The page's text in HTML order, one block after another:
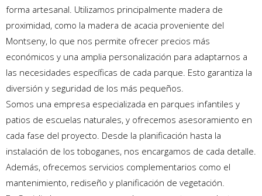
forma artesanal. Utilizamos principalmente madera de
proximidad, como la madera de acacia proveniente del
Montseny, lo que nos permite ofrecer precios más
económicos y una amplia personalización para adaptarnos a
las necesidades específicas de cada parque. Esto garantiza la
diversión y seguridad de los más pequeños.
Somos una empresa especializada en parques infantiles y
patios de escuelas naturales, y ofrecemos asesoramiento en
cada fase del proyecto. Desde la planificación hasta la
instalación de los toboganes, nos encargamos de cada detalle.
Además, ofrecemos servicios complementarios como el
mantenimiento, rediseño y planificación de vegetación.